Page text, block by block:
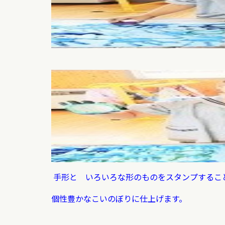
手形と いろいろな形のものをスタンプする
個性豊かなこいのぼりに仕上げます。